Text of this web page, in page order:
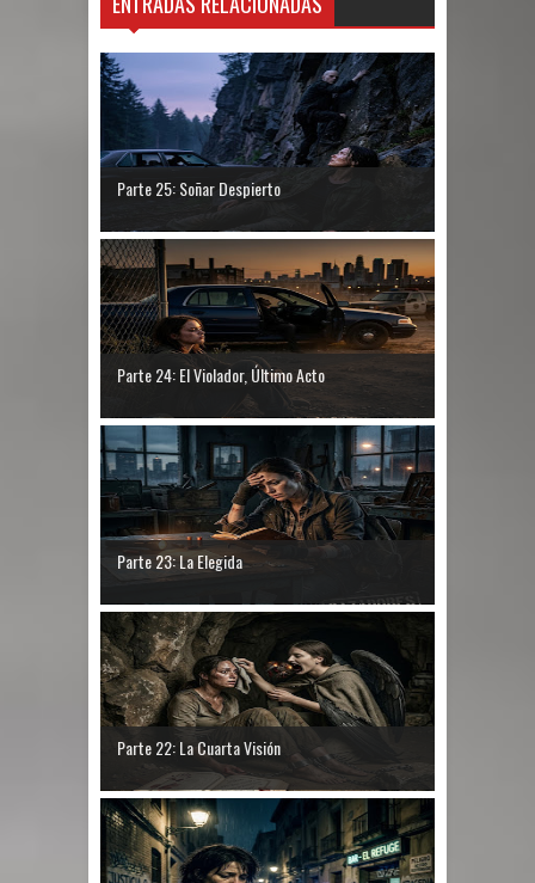
Parte 25: Soñar Despierto
Parte 24: El Violador, Último Acto
Parte 23: La Elegida
Parte 22: La Cuarta Visión